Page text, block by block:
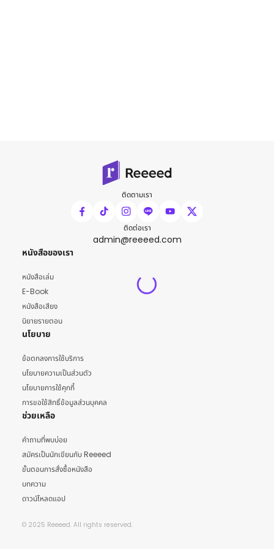
ติดตามเรา
ติดต่อเรา
admin@reeeed.com
หนังสือของเรา
หนังสือเล่ม
E-Book
หนังสือเสียง
นิยายรายตอน
นโยบาย
ข้อตกลงการใช้บริการ
นโยบายความเป็นส่วนตัว
นโยบายการใช้คุกกี้
การขอใช้สิทธิ์ข้อมูลส่วนบุคคล
ช่วยเหลือ
คำถามที่พบบ่อย
สมัครเป็นนักเขียนกับ Reeeed
ขั้นตอนการสั่งซื้อหนังสือ
บทความ
ดาวน์โหลดแอป
© 2025 Reeeed. All rights reserved.